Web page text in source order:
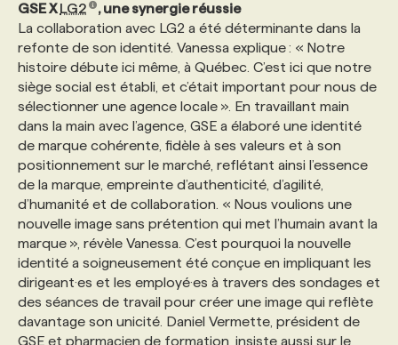
GSE XLG2
, une synergie réussie
La collaboration avec LG2 a été déterminante dans la
refonte de son identité. Vanessa explique : « Notre
histoire débute ici même, à Québec. C’est ici que notre
siège social est établi, et c’était important pour nous de
sélectionner une agence locale ». En travaillant main
dans la main avec l’agence, GSE a élaboré une identité
de marque cohérente, fidèle à ses valeurs et à son
positionnement sur le marché, reflétant ainsi l’essence
de la marque, empreinte d’authenticité, d’agilité,
d’humanité et de collaboration. « Nous voulions une
nouvelle image sans prétention qui met l’humain avant la
marque », révèle Vanessa. C’est pourquoi la nouvelle
identité a soigneusement été conçue en impliquant les
dirigeant·es et les employé·es à travers des sondages et
des séances de travail pour créer une image qui reflète
davantage son unicité. Daniel Vermette, président de
GSE et pharmacien de formation, insiste aussi sur le